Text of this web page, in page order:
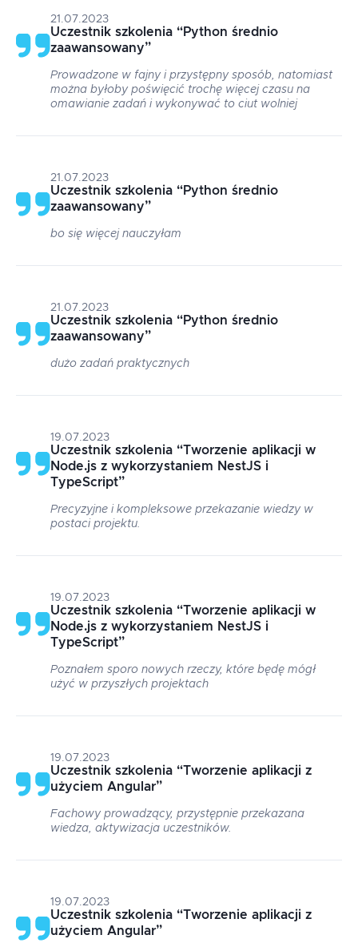
21.07.2023
Uczestnik szkolenia “Python średnio
zaawansowany”
Prowadzone w fajny i przystępny sposób, natomiast
można byłoby poświęcić trochę więcej czasu na
omawianie zadań i wykonywać to ciut wolniej
21.07.2023
Uczestnik szkolenia “Python średnio
zaawansowany”
bo się więcej nauczyłam
21.07.2023
Uczestnik szkolenia “Python średnio
zaawansowany”
dużo zadań praktycznych
19.07.2023
Uczestnik szkolenia “Tworzenie aplikacji w
Node.js z wykorzystaniem NestJS i
TypeScript”
Precyzyjne i kompleksowe przekazanie wiedzy w
postaci projektu.
19.07.2023
Uczestnik szkolenia “Tworzenie aplikacji w
Node.js z wykorzystaniem NestJS i
TypeScript”
Poznałem sporo nowych rzeczy, które będę mógł
użyć w przyszłych projektach
19.07.2023
Uczestnik szkolenia “Tworzenie aplikacji z
użyciem Angular”
Fachowy prowadzący, przystępnie przekazana
wiedza, aktywizacja uczestników.
19.07.2023
Uczestnik szkolenia “Tworzenie aplikacji z
użyciem Angular”